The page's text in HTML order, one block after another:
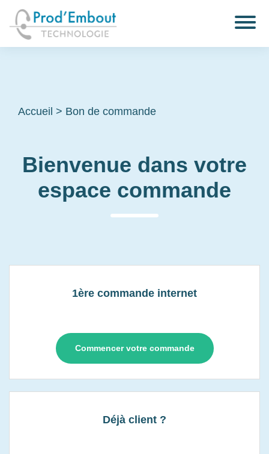
Accueil > Bon de commande
Bienvenue dans votre
espace commande
1ère commande internet
Commencer votre commande
Déjà client ?